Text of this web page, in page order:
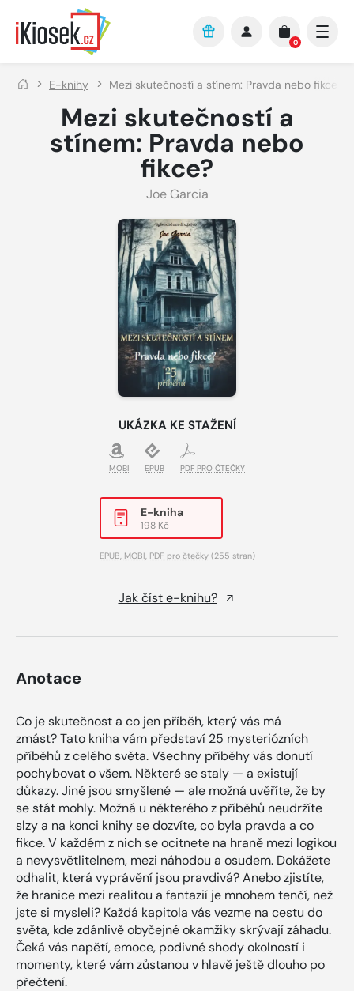
Přejít na hlavní obsah
0
E-knihy Mezi skutečností a stínem: Pravda nebo fikce?
Mezi skutečností a
stínem: Pravda nebo
fikce?
Joe Garcia
UKÁZKA KE STAŽENÍ
MOBI EPUB PDF PRO ČTEČKY
E-kniha
198 Kč
EPUB, MOBI, PDF pro čtečky(255 stran)
Jak číst e-knihu?
Anotace
Co je skutečnost a co jen příběh, který vás má
zmást? Tato kniha vám představí 25 mysteriózních
příběhů z celého světa. Všechny příběhy vás donutí
pochybovat o všem. Některé se staly — a existují
důkazy. Jiné jsou smyšlené — ale možná uvěříte, že by
se stát mohly. Možná u některého z příběhů neudržíte
slzy a na konci knihy se dozvíte, co byla pravda a co
fikce. V každém z nich se ocitnete na hraně mezi logikou
a nevysvětlitelnem, mezi náhodou a osudem. Dokážete
odhalit, která vyprávění jsou pravdivá? Anebo zjistíte,
že hranice mezi realitou a fantazií je mnohem tenčí, než
jste si mysleli? Každá kapitola vás vezme na cestu do
světa, kde zdánlivě obyčejné okamžiky skrývají záhadu.
Čeká vás napětí, emoce, podivné shody okolností i
momenty, které vám zůstanou v hlavě ještě dlouho po
přečtení.